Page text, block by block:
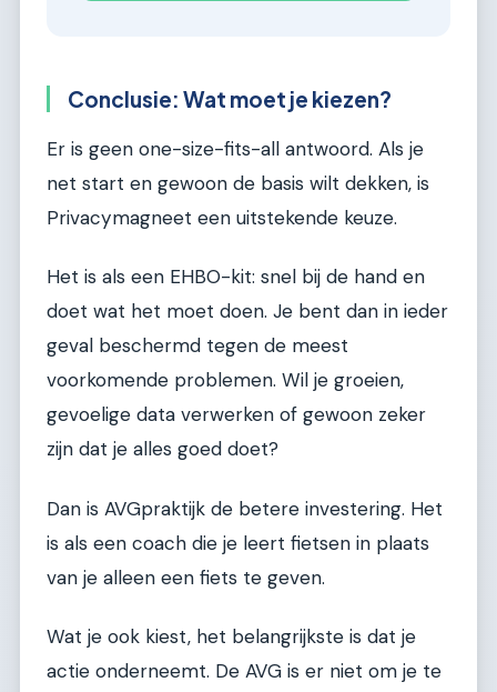
Conclusie: Wat moet je kiezen?
Er is geen one-size-fits-all antwoord. Als je
net start en gewoon de basis wilt dekken, is
Privacymagneet een uitstekende keuze.
Het is als een EHBO-kit: snel bij de hand en
doet wat het moet doen. Je bent dan in ieder
geval beschermd tegen de meest
voorkomende problemen. Wil je groeien,
gevoelige data verwerken of gewoon zeker
zijn dat je alles goed doet?
Dan is AVGpraktijk de betere investering. Het
is als een coach die je leert fietsen in plaats
van je alleen een fiets te geven.
Wat je ook kiest, het belangrijkste is dat je
actie onderneemt. De AVG is er niet om je te